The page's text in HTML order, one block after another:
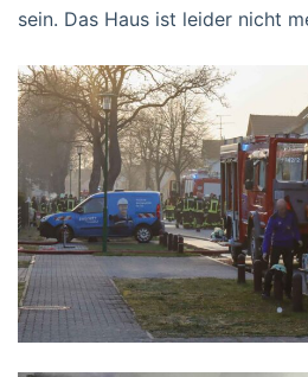
sein. Das Haus ist leider nicht